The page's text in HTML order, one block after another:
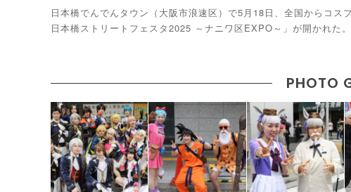
日本橋でんでんタウン（大阪市浪速区）で5月18日、全国からコ
日本橋ストリートフェスタ2025 ～ナニワ区EXPO～」が開かれた。
PHOTO